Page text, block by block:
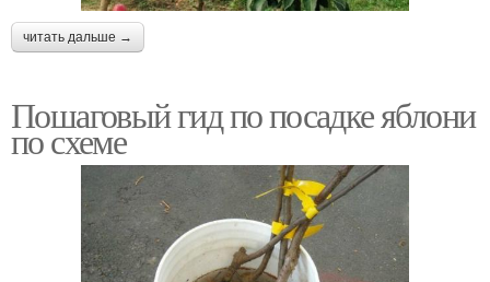
читать дальше →
Пошаговый гид по посадке яблони
по схеме